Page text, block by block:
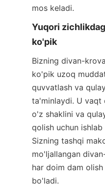
mos keladi.
Yuqori
ko'pik
Bizning divan-
ko'pik uzoq
quvvatlash va
ta'minlaydi. U vaqt
o'z shaklini va
qolish uchun ishlab
Sizning tashqi
mo'ljallangan
har doim dam olish
bo'ladi.